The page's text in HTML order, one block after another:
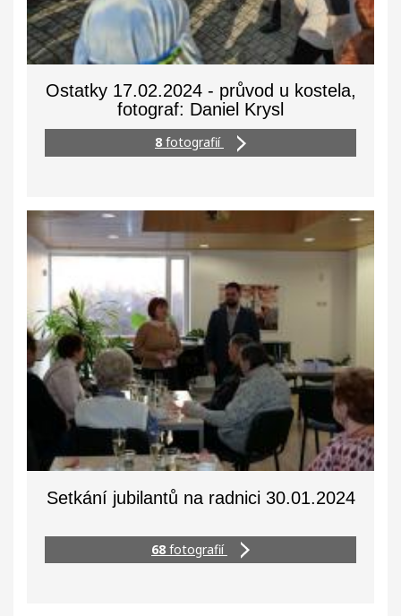
Ostatky 17.02.2024 - průvod u kostela,
fotograf: Daniel Krysl
8 fotografií
Setkání jubilantů na radnici 30.01.2024
68 fotografií